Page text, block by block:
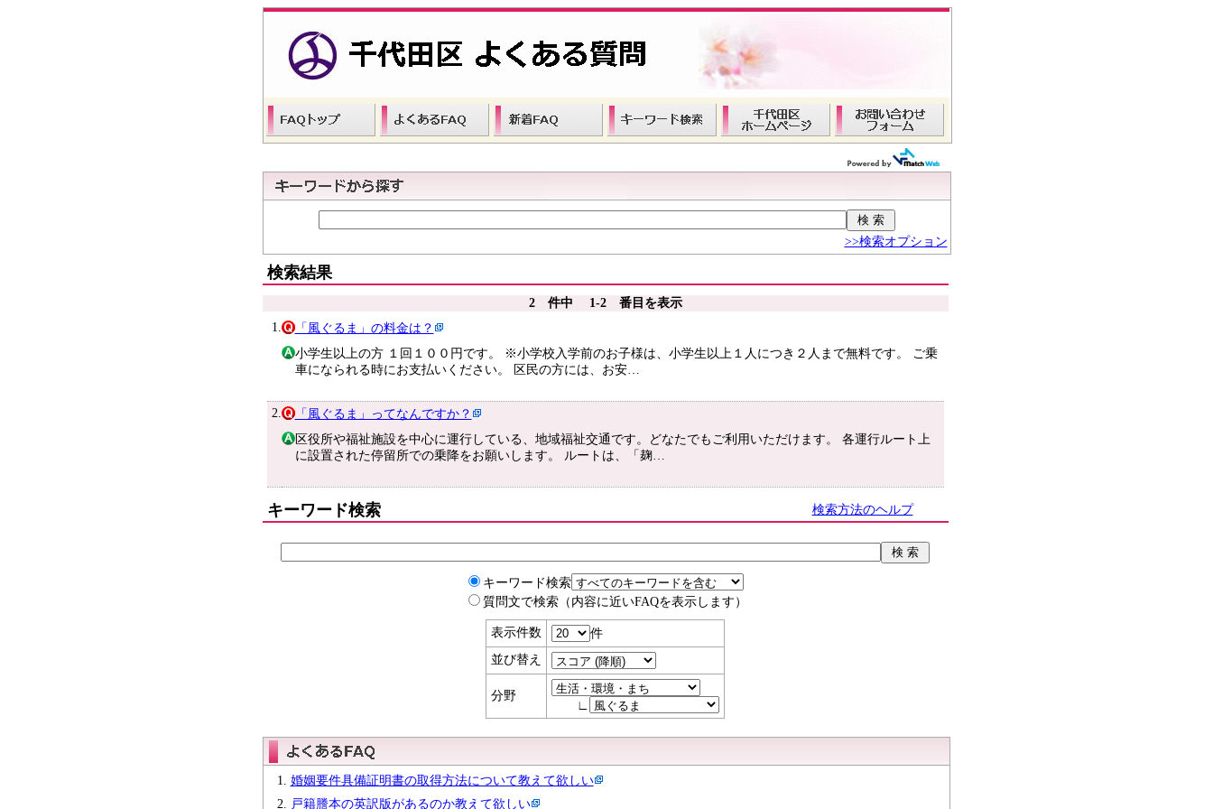
>>検索オプション
検索結果
2 件中 1-2 番目を表示
1.
「風ぐるま」の料金は？
小学生以上の方 １回１００円です。 ※小学校入学前のお子様は、小学生以上１人につき２人まで無料です。 ご乗
車になられる時にお支払いください。 区民の方には、お安…
2.
「風ぐるま」ってなんですか？
区役所や福祉施設を中心に運行している、地域福祉交通です。どなたでもご利用いただけます。 各運行ルート上
に設置された停留所での乗降をお願いします。 ルートは、「麹…
キーワード検索 検索方法のヘルプ
キーワード検索
質問文で検索（内容に近いFAQを表示します）
表示件数
件
並び替え
分野
∟
婚姻要件具備証明書の取得方法について教えて欲しい
戸籍謄本の英訳版があるのか教えて欲しい